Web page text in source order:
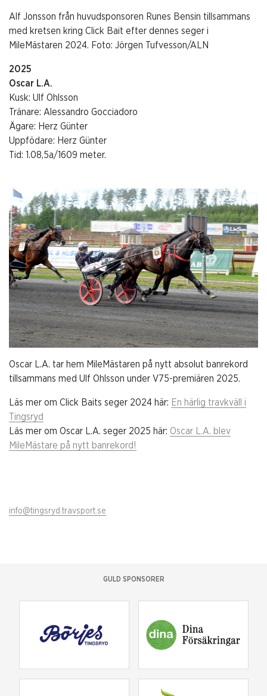
Alf Jonsson från huvudsponsoren Runes Bensin tillsammans
med kretsen kring Click Bait efter dennes seger i
MileMästaren 2024. Foto: Jörgen Tufvesson/ALN
2025
Oscar L.A.
Kusk: Ulf Ohlsson
Tränare: Alessandro Gocciadoro
Ägare: Herz Günter
Uppfödare: Herz Günter
Tid: 1.08,5a/1609 meter.
Oscar L.A. tar hem MileMästaren på nytt absolut banrekord
tillsammans med Ulf Ohlsson under V75-premiären 2025.
Läs mer om Click Baits seger 2024 här: En härlig travkväll i
Tingsryd
Läs mer om Oscar L.A. seger 2025 här: Oscar L.A. blev
MileMästare på nytt banrekord!
info@tingsryd.travsport.se
GULD SPONSORER